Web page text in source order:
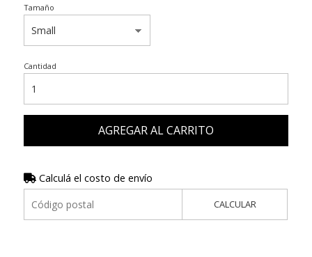
Tamaño
Cantidad
AGREGAR AL CARRITO
Calculá el costo de envío
CALCULAR